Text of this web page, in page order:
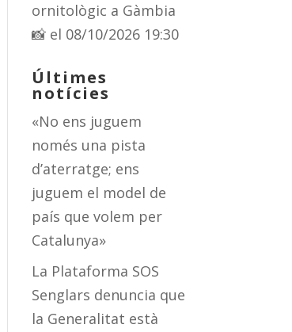
ornitològic a Gàmbia
📸 el 08/10/2026 19:30
Últimes
notícies
«No ens juguem
només una pista
d’aterratge; ens
juguem el model de
país que volem per
Catalunya»
La Plataforma SOS
Senglars denuncia que
la Generalitat està